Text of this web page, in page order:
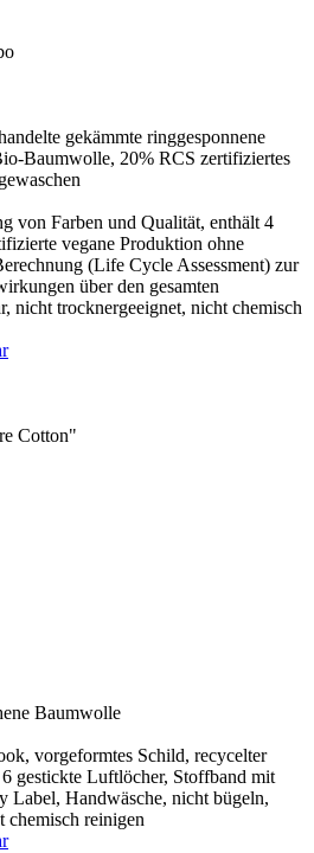
gekämmte ringgesponnene
Baumwolle, 20% RCS zertifiziertes
von Farben und Qualität, enthält 4
vegane Produktion ohne
(Life Cycle Assessment) zur
über den gesamten
nicht trocknergeeignet, nicht chemisch
Cotton"
Baumwolle
vorgeformtes Schild, recycelter
gestickte Luftlöcher, Stoffband mit
Label, Handwäsche, nicht bügeln,
chemisch reinigen